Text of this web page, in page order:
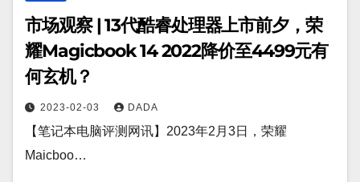
市场观察 | 13代酷睿处理器上市前夕，荣
耀Magicbook 14 2022降价至4499元有
何玄机？
2023-02-03 DADA
【笔记本电脑评测网讯】2023年2月3日，荣耀
Maicboo…